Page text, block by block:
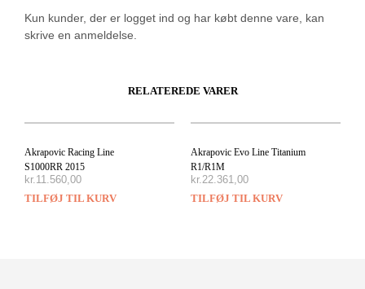
Kun kunder, der er logget ind og har købt denne vare, kan
skrive en anmeldelse.
RELATEREDE VARER
Akrapovic Racing Line
S1000RR 2015
kr.11.560,00
TILFØJ TIL KURV
Akrapovic Evo Line Titanium
R1/R1M
kr.22.361,00
TILFØJ TIL KURV